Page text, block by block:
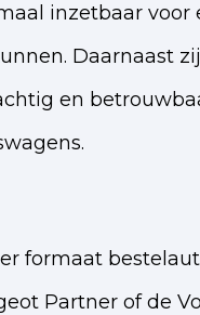
inzetbaar
Daarnaast
en
formaat
Partner of de